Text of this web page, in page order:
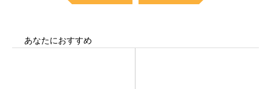
あなたにおすすめ